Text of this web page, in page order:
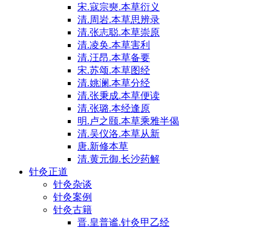
宋.寇宗奭.本草衍义
清.周岩.本草思辨录
清.张志聪.本草崇原
清.凌奂.本草害利
清.汪昂.本草备要
宋.苏颂.本草图经
清.姚澜.本草分经
清.张秉成.本草便读
清.张璐.本经逢原
明.卢之颐.本草乘雅半偈
清.吴仪洛.本草从新
唐.新修本草
清.黄元御.长沙药解
针灸正道
针灸杂谈
针灸案例
针灸古籍
晋.皇普谧.针灸甲乙经